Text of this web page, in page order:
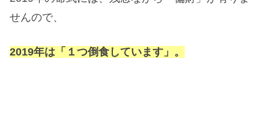
せんので、
2019年は「１つ倒食しています」。